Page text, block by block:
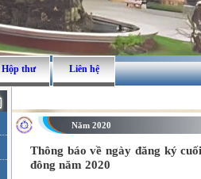
Hộp thư Liên hệ
Năm 2020
Thông báo về ngày đăng ký
đông năm 2020